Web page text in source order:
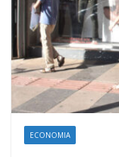
ECONOMIA